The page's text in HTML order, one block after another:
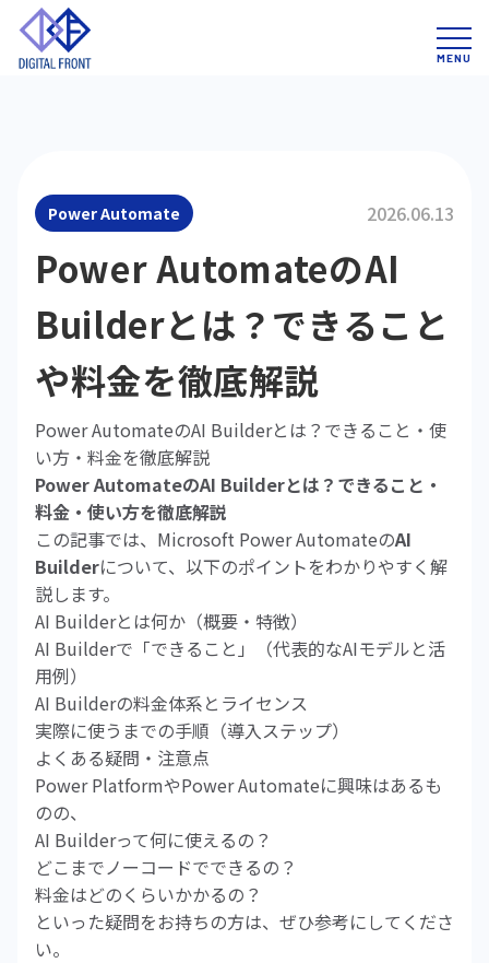
Power Automate 2026.06.13
Power AutomateのAI
Builderとは？できること
や料金を徹底解説
Power AutomateのAI Builderとは？できること・使
い方・料金を徹底解説
Power AutomateのAI Builderとは？できること・
料金・使い方を徹底解説
この記事では、Microsoft Power AutomateのAI
Builderについて、以下のポイントをわかりやすく解
説します。
AI Builderとは何か（概要・特徴）
AI Builderで「できること」（代表的なAIモデルと活
用例）
AI Builderの料金体系とライセンス
実際に使うまでの手順（導入ステップ）
よくある疑問・注意点
Power PlatformやPower Automateに興味はあるも
のの、
AI Builderって何に使えるの？
どこまでノーコードでできるの？
料金はどのくらいかかるの？
といった疑問をお持ちの方は、ぜひ参考にしてくださ
い。